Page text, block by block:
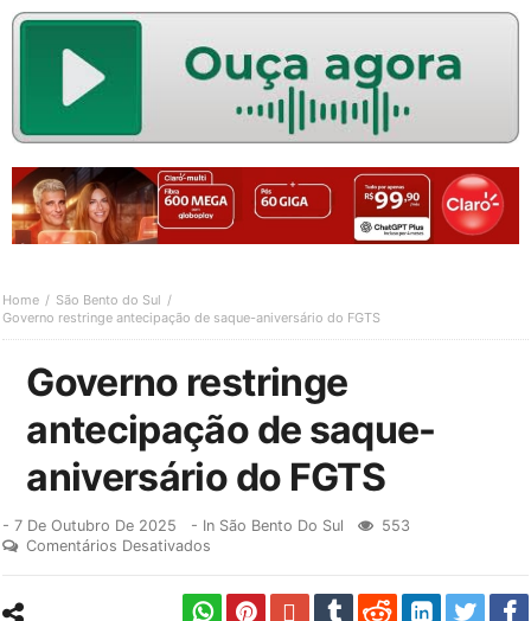
Home
São Bento do Sul
Governo restringe antecipação de saque-aniversário do FGTS
Governo restringe
antecipação de saque-
aniversário do FGTS
-7 De Outubro De 2025 - In São Bento Do Sul
553
Comentários Desativados